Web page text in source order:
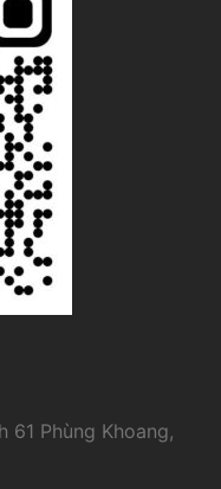
61 Phùng Khoang,